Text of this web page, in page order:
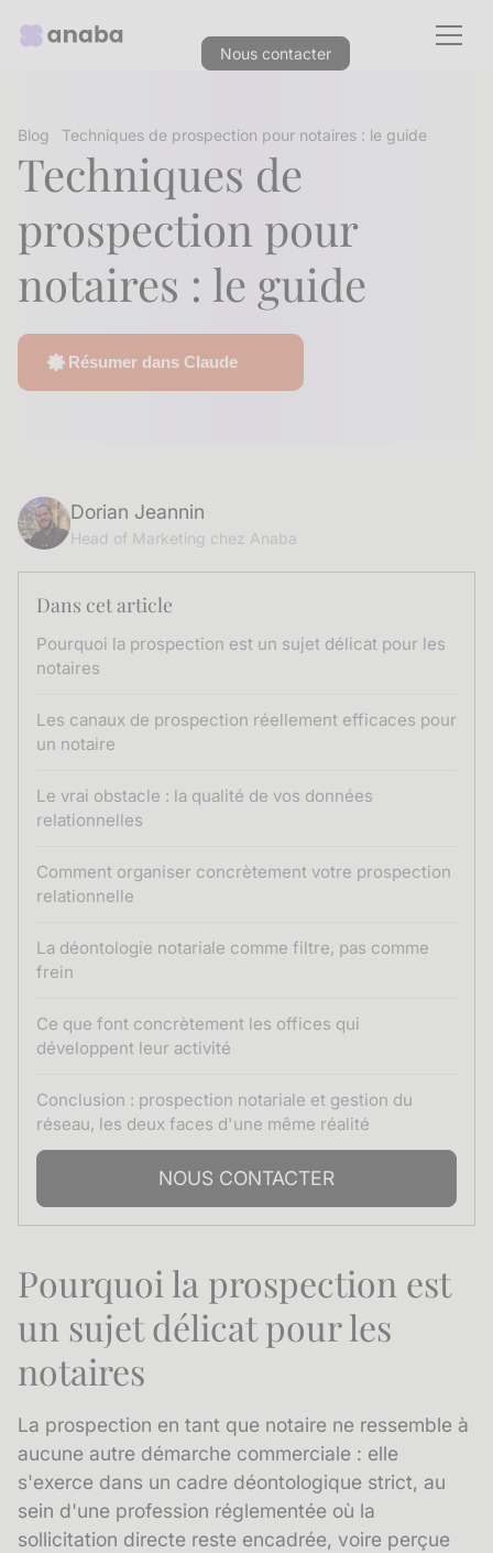
Nous contacter
Blog Techniques de prospection pour notaires : le guide
Techniques de
prospection pour
notaires : le guide
Résumer dans Claude
Dorian Jeannin
Head of Marketing chez Anaba
Dans cet article
Pourquoi la prospection est un sujet délicat pour les
notaires
Les canaux de prospection réellement efficaces pour
un notaire
Le vrai obstacle : la qualité de vos données
relationnelles
Comment organiser concrètement votre prospection
relationnelle
La déontologie notariale comme filtre, pas comme
frein
Ce que font concrètement les offices qui
développent leur activité
Conclusion : prospection notariale et gestion du
réseau, les deux faces d'une même réalité
NOUS CONTACTER
Pourquoi la prospection est
un sujet délicat pour les
notaires
La prospection en tant que notaire ne ressemble à
aucune autre démarche commerciale : elle
s'exerce dans un cadre déontologique strict, au
sein d'une profession réglementée où la
sollicitation directe reste encadrée, voire perçue